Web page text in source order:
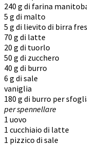
240 g di farina
5 g di malto
5 g di lievito di birra
70 g di latte
20 g di tuorlo
50 g di zucchero
40 g di burro
6 g di sale
vaniglia
180 g di burro per
per spennellare
1 uovo
1 cucchiaio di latte
1 pizzico di sale